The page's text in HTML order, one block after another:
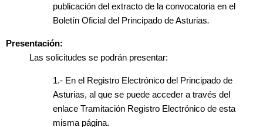
publicación del extracto de la convocatoria en el
Boletín Oficial del Principado de Asturias.
Presentación:
Las solicitudes se podrán presentar:
1.- En el Registro Electrónico del Principado de
Asturias, al que se puede acceder a través del
enlace Tramitación Registro Electrónico de esta
misma página.